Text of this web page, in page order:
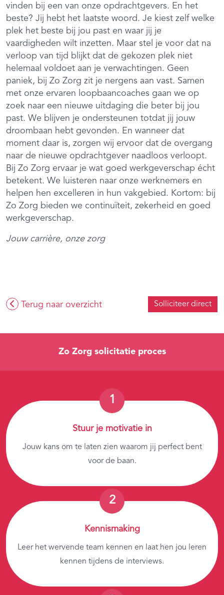
vinden bij een van onze opdrachtgevers. En het
beste? Jij hebt het laatste woord. Je kiest zelf welke
plek het beste bij jou past en waar jij je
vaardigheden wilt inzetten. Maar stel je voor dat na
verloop van tijd blijkt dat de gekozen plek niet
helemaal voldoet aan je verwachtingen. Geen
paniek, bij Zo Zorg zit je nergens aan vast. Samen
met onze ervaren loopbaancoaches gaan we op
zoek naar een nieuwe uitdaging die beter bij jou
past. We blijven je ondersteunen totdat jij jouw
droombaan hebt gevonden. En wanneer dat
moment daar is, zorgen wij ervoor dat de overgang
naar de nieuwe opdrachtgever naadloos verloopt.
Bij Zo Zorg ervaar je wat goed werkgeverschap écht
betekent. We luisteren naar onze werknemers en
helpen hen excelleren in hun vakgebied. Kortom: bij
Zo Zorg bieden we continuïteit, zekerheid en goed
werkgeverschap.
Jouw carrière, onze zorg
Terug naar overzicht Solliciteer direct
Zo Zorg solicitatie proces
Stuur je motivatie in
Jouw kans om te laten zien waarom jij perfect bent
voor de baan.
Kennismaking
Leer het wervende team kennen en laat hen jou leren
kennen tijdens de interviews.